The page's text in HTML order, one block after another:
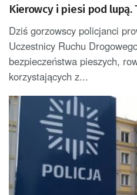
Kierowcy i piesi pod lupą.
Dziś gorzowscy policjanci
Uczestnicy Ruchu
bezpieczeństwa pieszych,
korzystających z...